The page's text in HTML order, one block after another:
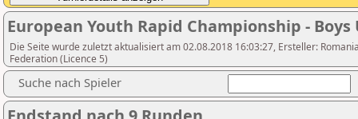
European Youth Rapid Championship - Boys
Die Seite wurde zuletzt aktualisiert am 02.08.2018 16:03:27, Ersteller:
Federation (Licence 5)
Suche nach Spieler